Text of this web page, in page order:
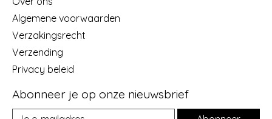
Algemene voorwaarden
Verzakingsrecht
Verzending
Privacy beleid
Abonneer je op onze nieuwsbrief